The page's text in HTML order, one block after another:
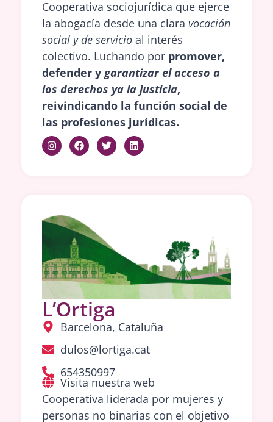
Cooperativa sociojurídica que ejerce
la abogacía desde una clara vocación
social y de servicio al interés
colectivo. Luchando por promover,
defender y garantizar el acceso a
los derechos ya la justicia,
reivindicando la función social de
las profesiones jurídicas.
L’Ortiga
Barcelona, Cataluña
dulos@lortiga.cat
654350997
Visita nuestra web
Cooperativa liderada por mujeres y
personas no binarias con el objetivo